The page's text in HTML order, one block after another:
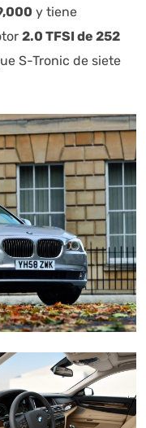
y tiene
2.0 TFSI de 252
S-Tronic de siete